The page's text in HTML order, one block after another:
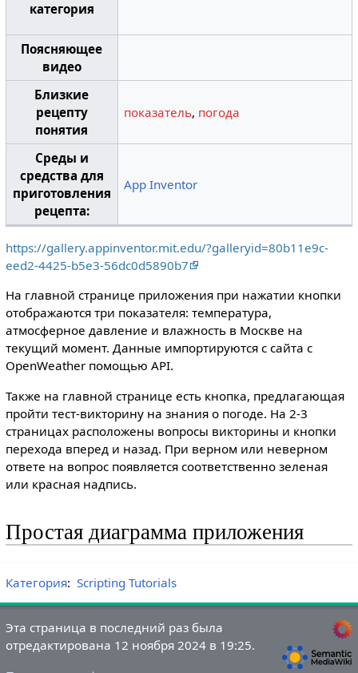
категория
Поясняющее
видео
Близкие
рецепту
понятия
показатель, погода
Среды и
средства для
приготовления
рецепта:
App Inventor
https://gallery.appinventor.mit.edu/?galleryid=80b11e9c-
eed2-4425-b5e3-56dc0d5890b7
На главной странице приложения при нажатии кнопки
отображаются три показателя: температура,
атмосферное давление и влажность в Москве на
текущий момент. Данные импортируются с сайта с
OpenWeather помощью API.
Также на главной странице есть кнопка, предлагающая
пройти тест-викторину на знания о погоде. На 2-3
страницах расположены вопросы викторины и кнопки
перехода вперед и назад. При верном или неверном
ответе на вопрос появляется соответственно зеленая
или красная надпись.
Простая диаграмма приложения
Категория: Scripting Tutorials
Эта страница в последний раз была
отредактирована 12 ноября 2024 в 19:25.